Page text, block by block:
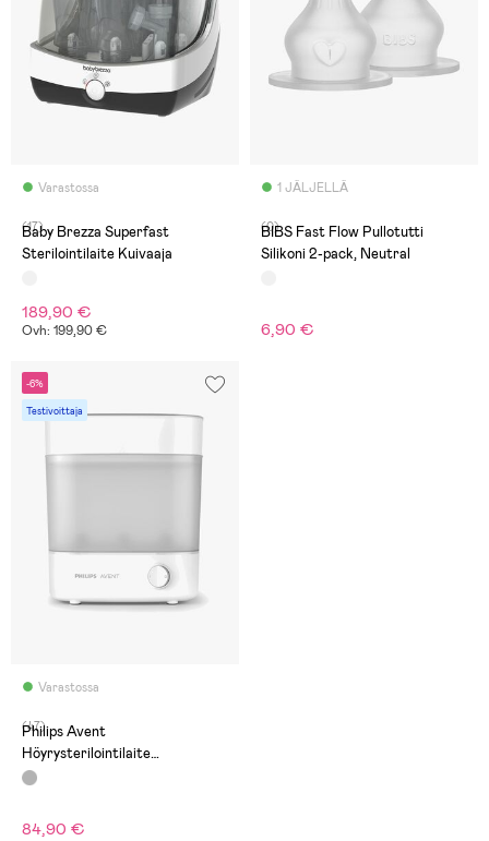
Varastossa
(17)
Baby Brezza Superfast
Sterilointilaite Kuivaaja
189,90 €
Ovh: 199,90 €
1 JÄLJELLÄ
(0)
BIBS Fast Flow Pullotutti
Silikoni 2-pack, Neutral
6,90 €
-6%
Testivoittaja
Varastossa
(47)
Philips Avent
Höyrysterilointilaite
Tuttipulloille
84,90 €